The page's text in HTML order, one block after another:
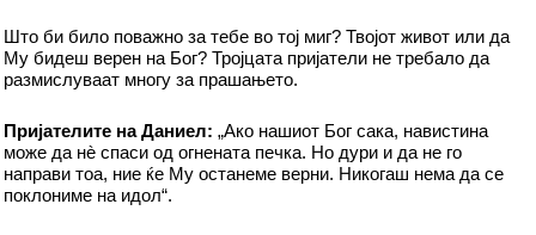
Што би било поважно за тебе во тој миг? Твојот живот или да
Му бидеш верен на Бог? Тројцата пријатели не требало да
размислуваат многу за прашањето.
Пријателите на Даниел: „Ако нашиот Бог сака, навистина
може да нè спаси од огнената печка. Но дури и да не го
направи тоа, ние ќе Му останеме верни. Никогаш нема да се
поклониме на идол“.